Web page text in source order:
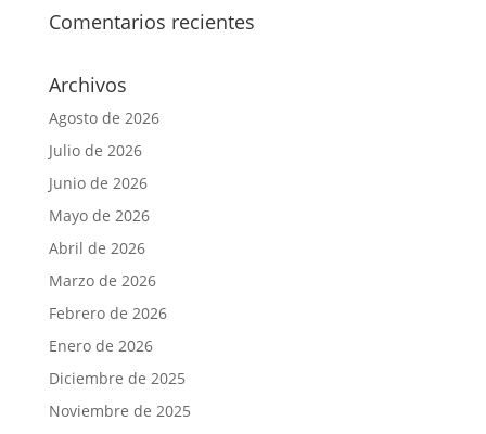
Comentarios recientes
Archivos
Agosto de 2026
Julio de 2026
Junio de 2026
Mayo de 2026
Abril de 2026
Marzo de 2026
Febrero de 2026
Enero de 2026
Diciembre de 2025
Noviembre de 2025